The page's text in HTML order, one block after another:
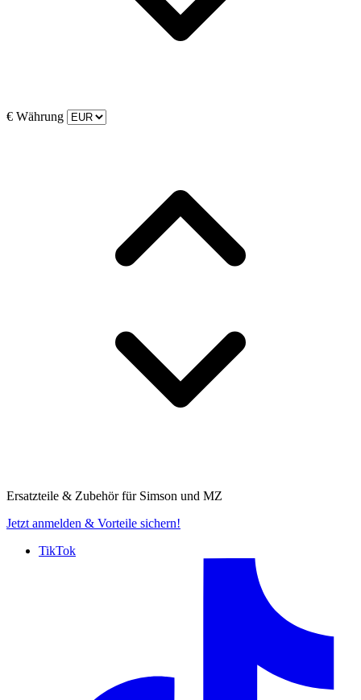
€ Währung
Ersatzteile & Zubehör für Simson und MZ
Jetzt anmelden & Vorteile sichern!
TikTok